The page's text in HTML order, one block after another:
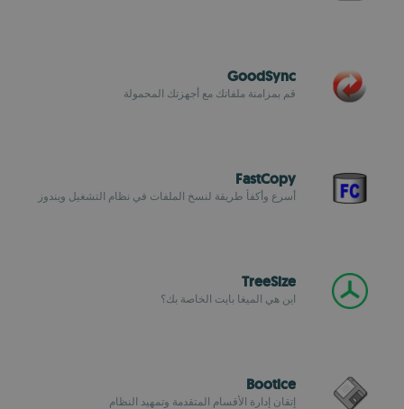
GoodSync
قم بمزامنة ملفاتك مع أجهزتك المحمولة
FastCopy
أسرع وأكفأ طريقة لنسخ الملفات في نظام التشغيل ويندوز
TreeSize
اين هي الميغا بايت الخاصة بك؟
Bootice
إتقان إدارة الأقسام المتقدمة وتمهيد النظام